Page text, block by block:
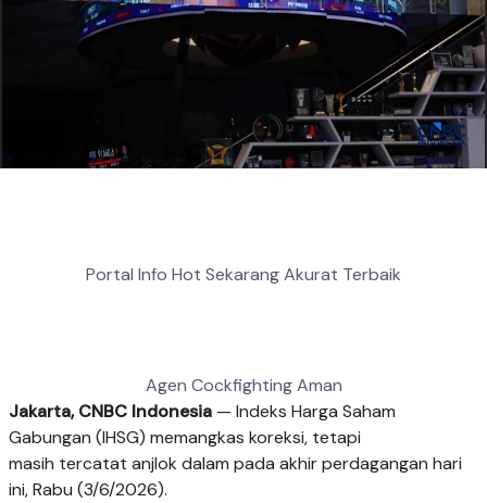
Portal Info Hot Sekarang Akurat Terbaik
Agen Cockfighting Aman
Jakarta, CNBC Indonesia — Indeks Harga Saham
Gabungan (IHSG) memangkas koreksi, tetapi
masih tercatat anjlok dalam pada akhir perdagangan hari
ini, Rabu (3/6/2026).